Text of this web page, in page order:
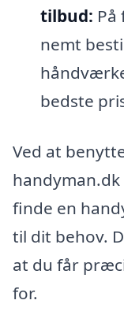
tilbud:
nemt
bedste
Ved at
finde en
til dit behov.
at du får
for.